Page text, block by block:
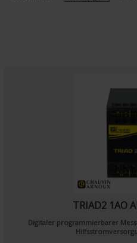
TRIAD2 1AO
Digitaler programmierbarer